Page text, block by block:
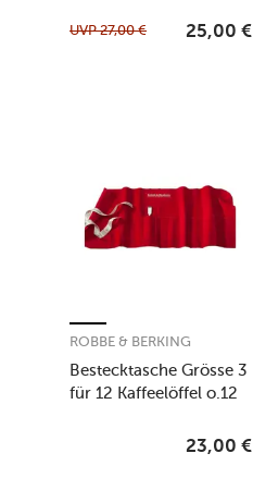
UVP27,00 € 25,00 €
Bestecktasche Grösse 3
für 12 Kaffeelöffel o.12
ROBBE & BERKING
23,00 €